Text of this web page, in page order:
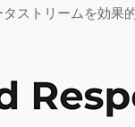
トリームを効果